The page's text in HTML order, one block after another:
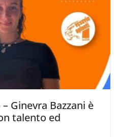
Ginevra Bazzani è
talento ed